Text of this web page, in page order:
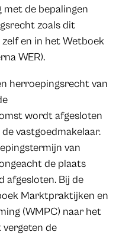
met de bepalingen
zoals dit
en in het Wetboek
WER).
herroepingsrecht van
wordt afgesloten
vastgoedmakelaar.
van
de plaats
afgesloten. Bij de
Marktpraktijken en
(WMPC) naar het
vergeten de